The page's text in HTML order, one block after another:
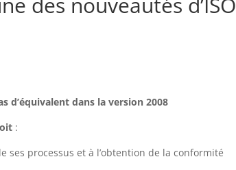
d’équivalent dans la version 2008
:
ses processus et à l’obtention de la conformité